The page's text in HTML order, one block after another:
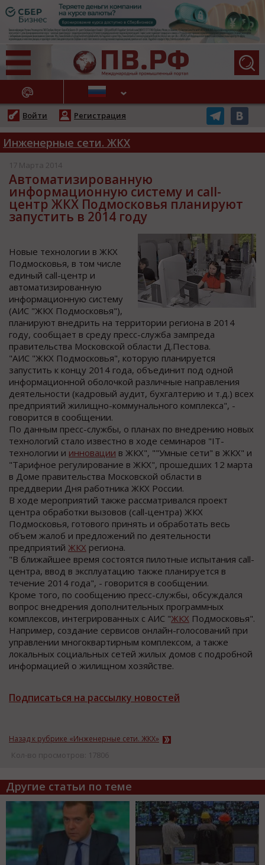
НОВОСТИ
Войти Регистрация
Инженерные сети. ЖКХ
17 Марта 2014
Автоматизированную
информационную систему и call-
центр ЖКХ Подмосковья планируют
запустить в 2014 году
Новые технологии в ЖКХ
Подмосковья, в том числе
единый call-центр и
автоматизированную
информационную систему
(АИС "ЖКХ Подмосковья"),
планируют внедрить на территории региона в 2014
году, сообщает в среду пресс-служба зампреда
правительства Московской области Д.Пестова.
"АИС "ЖКХ Подмосковья", которую планируется
запустить к концу 2014 года, объединит под одной
информационной оболочкой различные направления
деятельности (кадровый аудит, бухгалтерию и т.д.) всех
предприятий жилищно-коммунального комплекса", -
говорится в сообщении.
По данным пресс-службы, о планах по внедрению новых
технологий стало известно в ходе семинаров "IT-
технологии и инновации в ЖКХ", ""Умные сети" в ЖКХ" и
"Тарифное регулирование в ЖКХ", прошедших 12 марта
в Доме правительства Московской области в
преддверии Дня работника ЖКХ России.
В ходе мероприятий также рассматривался проект
центра обработки вызовов (call-центра) ЖКХ
Подмосковья, готового принять и обработать весь
объем жалоб и предложений по деятельности
предприятий ЖКХ региона.
"В ближайшее время состоятся пилотные испытания call-
центра, ввод в эксплуатацию также планируется в
течение 2014 года", - говорится в сообщении.
Кроме того, по сообщению пресс-службы, обсуждался
вопрос внедрения дополнительных программных
комплексов, интегрированных с АИС "ЖКХ Подмосковья".
Например, создание сервисов онлайн-голосований при
управлении многоквартирным комплексом, а также
локальных социальных сетей жилых домов с подробной
информацией о жилищном хозяйстве.
Подписаться на рассылку новостей
Назад к рубрике «Инженерные сети. ЖКХ»
Кол-во просмотров: 17806
Другие статьи по теме